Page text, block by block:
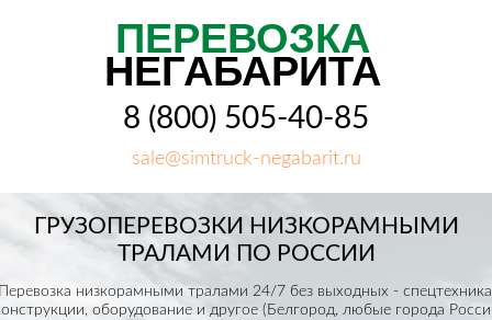
ПЕРЕВОЗКА
НЕГАБАРИТА
8 (800) 505-40-85
sale@simtruck-negabarit.ru
ГРУЗОПЕРЕВОЗКИ НИЗКОРАМНЫМИ
ТРАЛАМИ ПО РОССИИ
низкорамными тралами 24/7 без выходных -
оборудование и другое (Белгород, любые города